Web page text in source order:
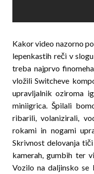
Kakor video nazorno
lepenkastih reči v
treba najprvo
vložili Switcheve
upravljalnik oziroma
miniigrica. Špilali
ribarili, volanizirali,
rokami in nogami
Skrivnost delovanja
kamerah, gumbih ter
Vozilo na daljinsko se